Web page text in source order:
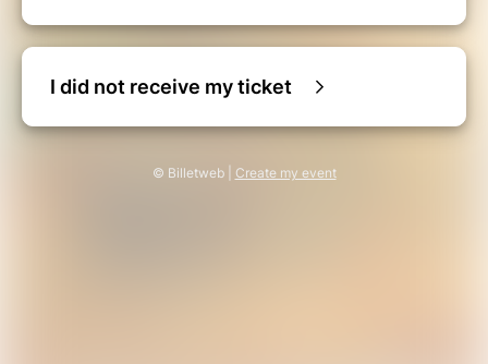
I did not receive my ticket
© Billetweb | Create my event